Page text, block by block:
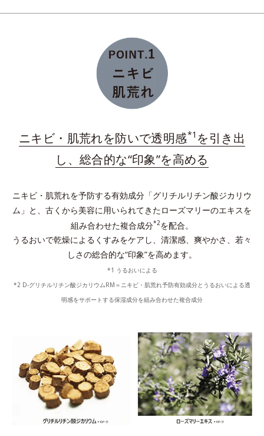
プラスに帯電したイオニックコラーゲン
*水溶性コラーゲン液（魚起源）＝保湿成分
ダブルプロテクトパウダーが肌上に均一に整列。長時
間うるおいを保持し、余分な皮脂を吸着し、テカリを
ニキビ・肌荒れを防いで透明感*1 を引き出
し、総合的な“印象”を高める
ニキビ・肌荒れを予防する有効成分「グリチルリチン酸ジカリウ
ム」と、古くから美容に用いられてきたローズマリーのエキスを
組み合わせた複合成分*2を配合。
うるおいで乾燥によるくすみをケアし、清潔感、爽やかさ、若々
しさの総合的な“印象”を高めます。
*1 うるおいによる
*2 D-グリチルリチン酸ジカリウムRM＝ニキビ・肌荒れ予防有効成分とうるおいによる透
明感をサポートする保湿成分を組み合わせた複合成分